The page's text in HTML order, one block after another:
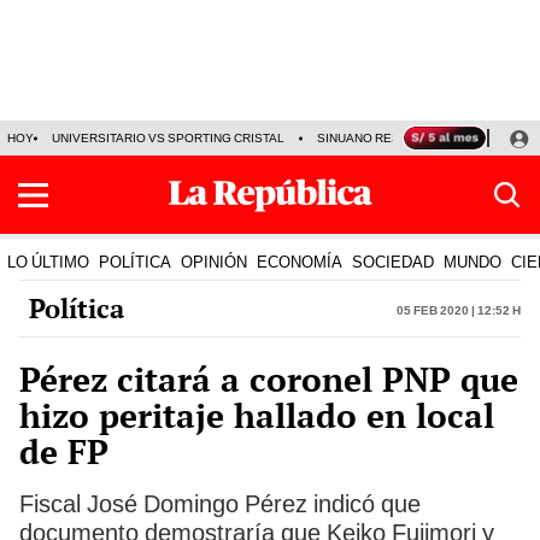
HOY UNIVERSITARIO VS SPORTING CRISTAL SINUANO RESULTADOS HOY
LO ÚLTIMO POLÍTICA OPINIÓN ECONOMÍA SOCIEDAD MUNDO
Política 05 Feb 2020 | 12:52 h
Pérez citará a coronel PNP que
hizo peritaje hallado en local
de FP
Fiscal José Domingo Pérez indicó que
documento demostraría que Keiko Fujimori y